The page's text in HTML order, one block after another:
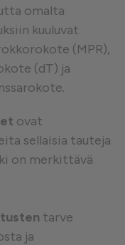
omalta
kuuluvat
(MPR),
(dT) ja
ovat
sellaisia tauteja
on merkittävä
tarve
ja